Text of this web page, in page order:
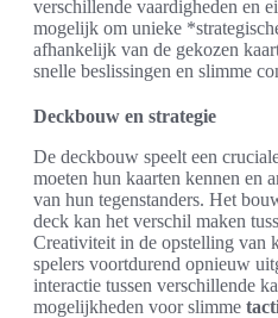
verschillende vaardigheden en
mogelijk om unieke
afhankelijk van de gekozen
snelle beslissingen en slimme
Deckbouw en strategie
De deckbouw speelt een
moeten hun kaarten kennen en
van hun tegenstanders. Het
deck kan het verschil maken
Creativiteit in de opstelling van
spelers voortdurend opnieuw
interactie tussen verschillende
mogelijkheden voor slimme